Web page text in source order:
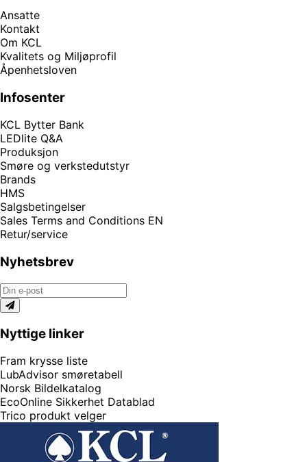
Ansatte
Kontakt
Om KCL
Kvalitets og Miljøprofil
Åpenhetsloven
Infosenter
KCL Bytter Bank
LEDlite Q&A
Produksjon
Smøre og verkstedutstyr
Brands
HMS
Salgsbetingelser
Sales Terms and Conditions EN
Retur/service
Nyhetsbrev
Nyttige linker
Fram krysse liste
LubAdvisor smøretabell
Norsk Bildelkatalog
EcoOnline Sikkerhet Datablad
Trico produkt velger